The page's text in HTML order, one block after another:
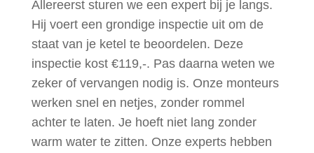
Allereerst sturen we een expert bij je langs.
Hij voert een grondige inspectie uit om de
staat van je ketel te beoordelen. Deze
inspectie kost €119,-. Pas daarna weten we
zeker of vervangen nodig is. Onze monteurs
werken snel en netjes, zonder rommel
achter te laten. Je hoeft niet lang zonder
warm water te zitten. Onze experts hebben